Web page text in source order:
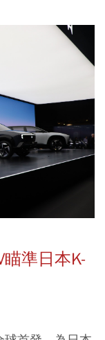
準日本K-